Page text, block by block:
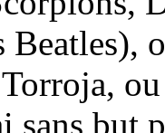
Beatles),
sans but